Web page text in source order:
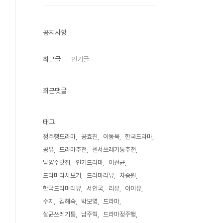
공지사항
최근글 인기글
최근댓글
태그
정주행드라마 공효진 이동욱
한국드라마
공유
드라마추천
센서쓰레기통추천
남양주맛집
인기드라마
이선균
드라마다시보기
드라마리뷰
차승원
한국드라마리뷰
서인국 리뷰
아이유
수지
김해숙 박보영
드라마
살균쓰레기통
남주혁 드라마정주행